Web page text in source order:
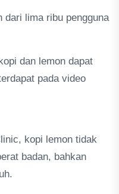
dari lima ribu pengguna
dan lemon dapat
pada video
kopi lemon tidak
badan, bahkan